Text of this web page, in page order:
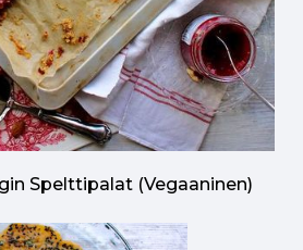
Spelttipalat (vegaaninen)